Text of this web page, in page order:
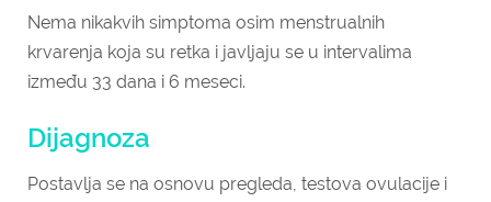
Nema nikakvih simptoma osim menstrualnih
krvarenja koja su retka i javljaju se u intervalima
između 33 dana i 6 meseci.
Dijagnoza
Postavlja se na osnovu pregleda, testova ovulacije i